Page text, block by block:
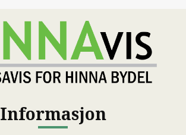
Informasjon